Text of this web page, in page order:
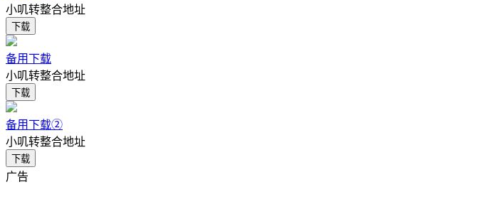
小叽转整合地址
下载
备用下载
小叽转整合地址
下载
备用下载②
小叽转整合地址
下载
广告